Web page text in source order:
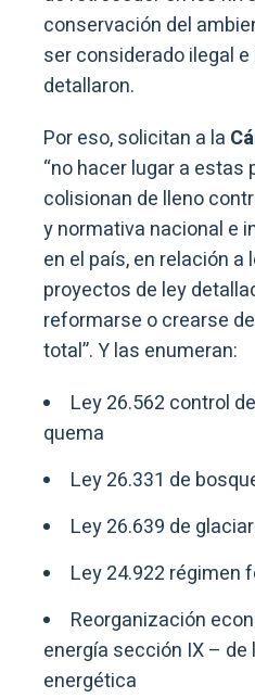
conservación del
ser considerado ilegal
detallaron.
Por eso, solicitan a la
“no hacer lugar a estas
colisionan de lleno
y normativa nacional e
en el país, en relación
proyectos de ley
reformarse o crearse
total”. Y las enumeran:
Ley 26.562 control
quema
Ley 26.331 de
Ley 26.639 de
Ley 24.922 régimen
Reorganización
energía sección IX –
energética